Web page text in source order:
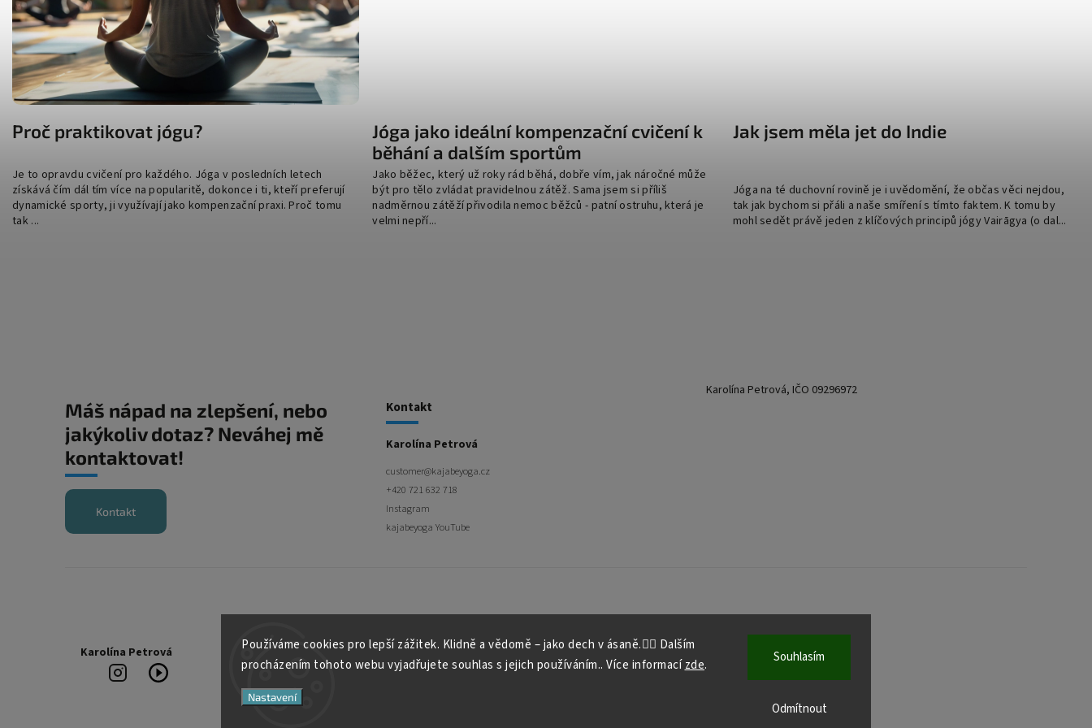
Používáme cookies pro lepší zážitek. Klidně a vědomě – jako dech v ásaně.🧘‍♀️ Dalším
procházením tohoto webu vyjadřujete souhlas s jejich používáním.. Více informacízde.
Nastavení
Odmítnout
Souhlasím
Proč praktikovat jógu?
Je to opravdu cvičení pro každého. Jóga v posledních letech
získává čím dál tím více na popularitě, dokonce i ti, kteří preferují
dynamické sporty, ji využívají jako kompenzační praxi. Proč tomu
tak ...
Jóga jako ideální kompenzační cvičení k
běhání a dalším sportům
Jako běžec, který už roky rád běhá, dobře vím, jak náročné může
být pro tělo zvládat pravidelnou zátěž. Sama jsem si příliš
nadměrnou zátěží přivodila nemoc běžců - patní ostruhu, která je
velmi nepří...
Jak jsem měla jet do Indie
Jóga na té duchovní rovině je i uvědomění, že občas věci nejdou,
tak jak bychom si přáli a naše smíření s tímto faktem. K tomu by
mohl sedět právě jeden z klíčových principů jógy Vairāgya (o dal...
Máš nápad na zlepšení, nebo
jakýkoliv dotaz? Neváhej mě
kontaktovat!
Kontakt
Kontakt
Karolína Petrová
customer@kajabeyoga.cz
+420 721 632 718
Instagram
kajabeyoga YouTube
Karolína Petrová, IČO 09296972
Copyright 2026kajabeyoga. Všechna práva vyhrazena.
Upravit nastavení cookies
Karolína Petrová
+420
Instagram